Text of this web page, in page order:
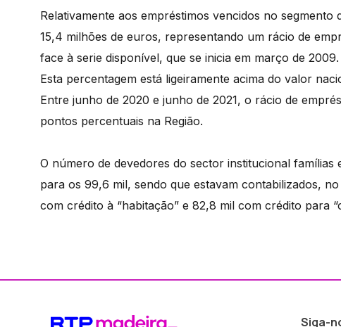
Relativamente aos empréstimos vencidos no
15,4 milhões de euros, representando um rácio de
face à serie disponível, que se inicia em março de 2009.
Esta percentagem está ligeiramente acima do valor
Entre junho de 2020 e junho de 2021, o rácio de
pontos percentuais na Região.
O número de devedores do sector institucional
para os 99,6 mil, sendo que estavam contabilizados,
com crédito à “habitação” e 82,8 mil com crédito para
Siga-